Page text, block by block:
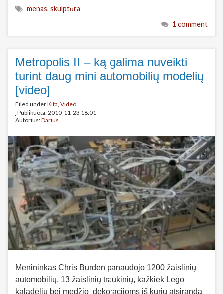
menas, skulptūra
1 comment
Metropolis II – ką galima nuveikti
turint daug mini automobilių modelių
[video]
Filed underKita, Video
Publikuota: 2010-11-23 18:01
Autorius:Darius
Menininkas Chris Burden panaudojo 1200 žaislinių
automobilių, 13 žaislinių traukinių, kažkiek Lego
kaladėlių bei medžio dekoracijoms iš kurių atsiranda